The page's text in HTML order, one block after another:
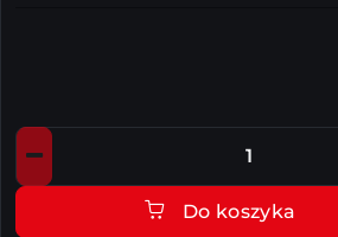
Ilość
Do koszyka